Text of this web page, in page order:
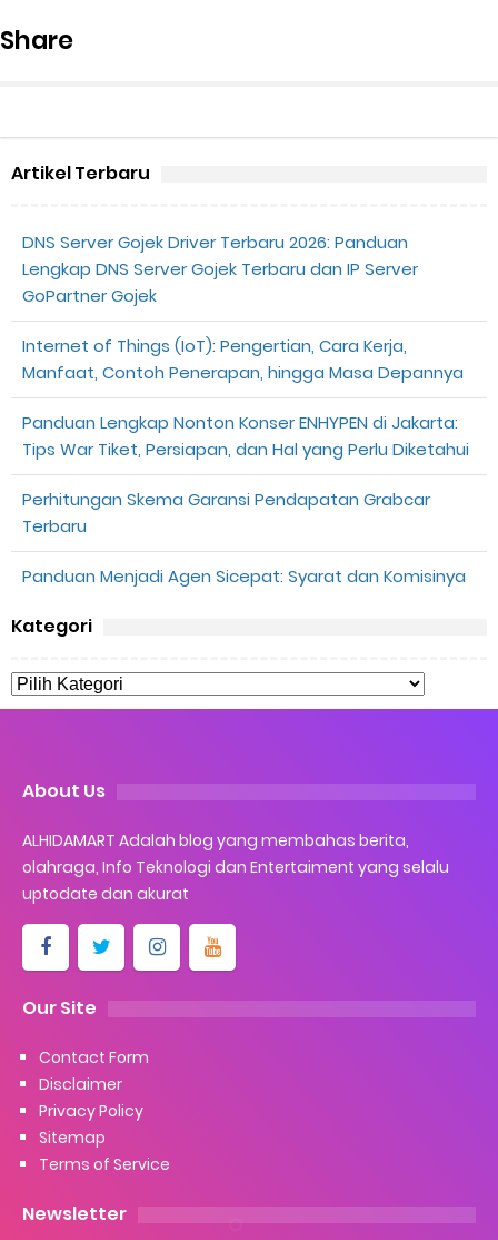
Share
Artikel Terbaru
DNS Server Gojek Driver Terbaru 2026: Panduan
Lengkap DNS Server Gojek Terbaru dan IP Server
GoPartner Gojek
Internet of Things (IoT): Pengertian, Cara Kerja,
Manfaat, Contoh Penerapan, hingga Masa Depannya
Panduan Lengkap Nonton Konser ENHYPEN di Jakarta:
Tips War Tiket, Persiapan, dan Hal yang Perlu Diketahui
Perhitungan Skema Garansi Pendapatan Grabcar
Terbaru
Panduan Menjadi Agen Sicepat: Syarat dan Komisinya
Kategori
About Us
ALHIDAMART Adalah blog yang membahas berita,
olahraga, Info Teknologi dan Entertaiment yang selalu
uptodate dan akurat
Our Site
Contact Form
Disclaimer
Privacy Policy
Sitemap
Terms of Service
Newsletter